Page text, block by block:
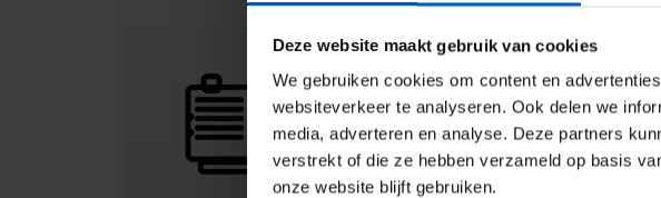
Deze website maakt gebruik van cookies
We gebruiken cookies om content en
websiteverkeer te analyseren. Ook delen we
media, adverteren en analyse. Deze partners
verstrekt of die ze hebben verzameld op basis
onze website blijft gebruiken.